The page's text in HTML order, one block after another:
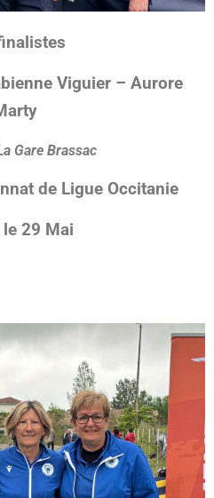
Viguier – Aurore
Gare Brassac
de Ligue Occitanie
le 29 Mai